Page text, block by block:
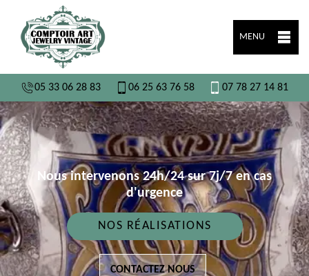
MENU
05 33 06 28 83 06 25 63 76 58 07 78 27 14 81
Nous intervenons 24h/24 sur 7j/7 en cas
d'urgence
NOS RÉALISATIONS
CONTACTEZ NOUS